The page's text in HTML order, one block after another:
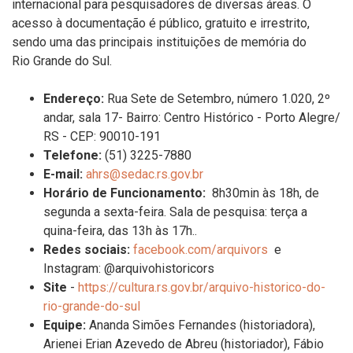
internacional para pesquisadores de diversas áreas. O
acesso à documentação é público, gratuito e irrestrito,
sendo uma das principais instituições de memória do
Rio Grande do Sul.
Endereço: Rua Sete de Setembro, número 1.020, 2º
andar, sala 17- Bairro: Centro Histórico - Porto Alegre/
RS - CEP: 90010-191
Telefone: (51) 3225-7880
E-mail: ahrs@sedac.rs.gov.br
Horário de Funcionamento: 8h30min às 18h, de
segunda a sexta-feira. Sala de pesquisa: terça a
quina-feira, das 13h às 17h..
Redes sociais: facebook.com/arquivors e
Instagram: @arquivohistoricors
Site - https://cultura.rs.gov.br/arquivo-historico-do-
rio-grande-do-sul
Equipe: Ananda Simões Fernandes (historiadora),
Arienei Erian Azevedo de Abreu (historiador), Fábio